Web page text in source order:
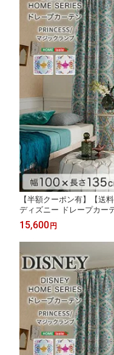
【半額クーポン有】【送
ディズニー ドレープカー
ックランプ ドレープカー
ゃれ ウォッシャブル リビ
15,600 円